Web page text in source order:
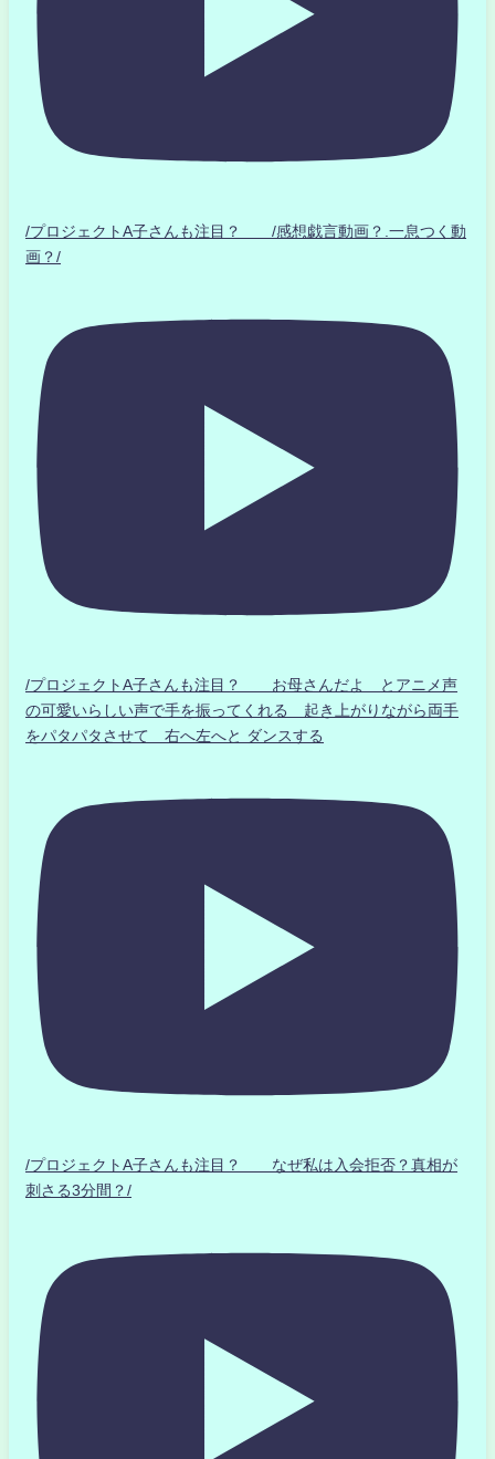
/プロジェクトA子さんも注目？ /感想戯言動画？.一息つく動
画？/
/プロジェクトA子さんも注目？ お母さんだよ とアニメ声
の可愛いらしい声で手を振ってくれる 起き上がりながら両手
をパタパタさせて 右へ左へと ダンスする
/プロジェクトA子さんも注目？ なぜ私は入会拒否？真相が
刺さる3分間？/